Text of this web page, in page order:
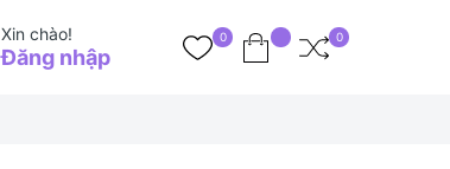
Xin chào!
Đăng nhập
0 0